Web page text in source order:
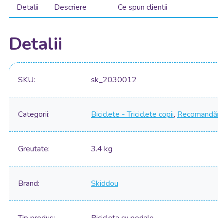
Detalii Descriere Ce spun clientii
Detalii
SKU sk_2030012
Categorii Biciclete - Triciclete copii,
Greutate 3.4 kg
Brand Skiddou